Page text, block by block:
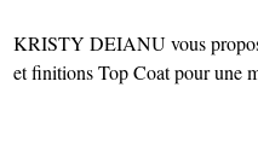
KRISTY DEIANU vous
et finitions Top Coat pour une